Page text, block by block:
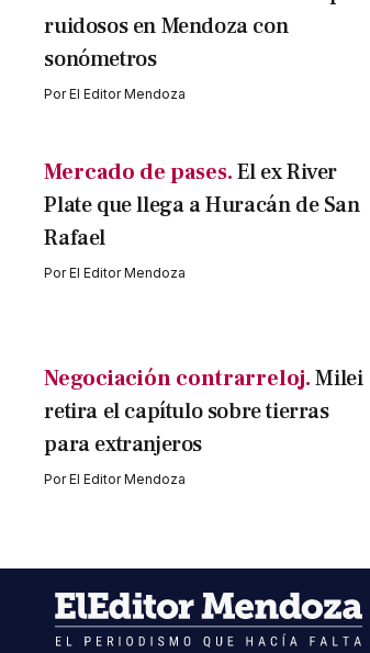
ruidosos en Mendoza con
sonómetros
PorEl Editor Mendoza
Mercado de pases. El ex River
Plate que llega a Huracán de San
Rafael
PorEl Editor Mendoza
Negociación contrarreloj. Milei
retira el capítulo sobre tierras
para extranjeros
PorEl Editor Mendoza